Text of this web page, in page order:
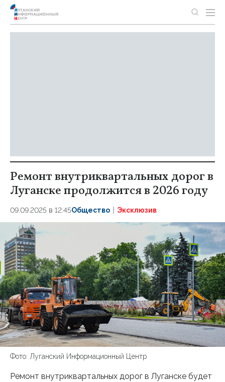
Ремонт внутриквартальных дорог в
Луганске продолжится в 2026 году
09.09.2025 в 12:45Общество Эксклюзив
Фото: Луганский Информационный Центр
Ремонт внутриквартальных дорог в Луганске будет